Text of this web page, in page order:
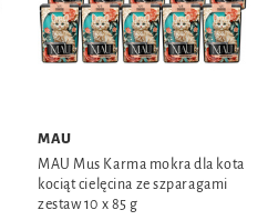
MAU
MAU Mus Karma mokra dla kota
kociąt cielęcina ze szparagami
zestaw 10 x 85 g